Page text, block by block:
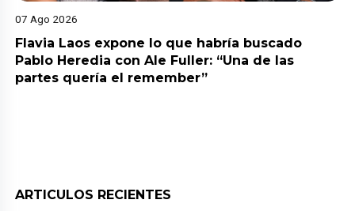
07 Ago 2026
Flavia Laos expone lo que habría buscado
Pablo Heredia con Ale Fuller: “Una de las
partes quería el remember”
ARTICULOS RECIENTES